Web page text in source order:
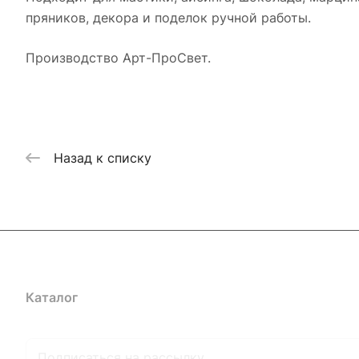
пряников, декора и поделок ручной работы.
Производство Арт-ПроСвет.
Назад к списку
Каталог